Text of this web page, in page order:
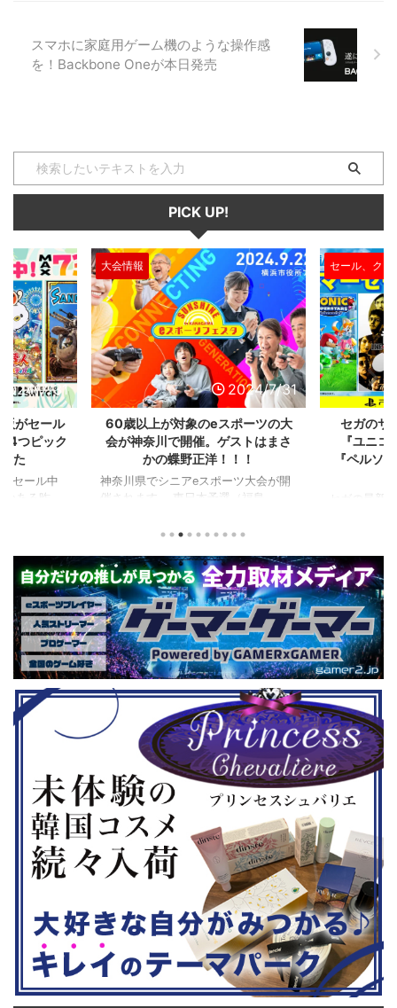
ちなみに、コントローラー操作に
も対応予定であることも発表され
ています。タッチ操作が苦手な人
（木）にサービス開始決定！ ...
（以下、リリース内容をそのまま
掲載しています） NEOGEOの名
作・傑作タイトルがスマートフォ
スマホに家庭用ゲーム機のような操作感
を！Backbone Oneが本日発売
PICK UP!
2024/7/31
がセール
4つピック
た
セール中
ある昨
ルを独自に
。（類似し
ゲーム、長
ム） 注目
セット』
ホラーゲー
『鉄拳8
大会情報
2024/7/31
60歳以上が対象のeスポーツの大
会が神奈川で開催。ゲストはまさ
かの蝶野正洋！！！
神奈川県でシニアeスポーツ大会が開
催されます。 東日本予選（福島
選（神奈川県）の優勝者3名が決勝大
仕様。ご当地キャラクターによる対戦
も見られるとのことなので、家族で楽
しめるイベントになっているようで
す。 ちなみに、ゲストのプロレスラ
ーである蝶野正洋さんは今年60歳に
なるそうです。トークセッションに登
場しますよ。 この記事のポイント ・
大会参加者は60歳以上 ・3地区で予
選あり。予選は8月24日、25日と9月
22日。本戦は9月22日（事前エ ...
セール、クー
セガのサ
『ユニ
『ペルソ
セガの最新
ファンから
や編成や育
クなどが話
売されたば
要チェック
ル」に『ユ
登場！『龍
リロード』
は、
ンドーeショ
...